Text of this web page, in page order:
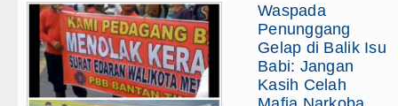
Waspada
Penunggang
Gelap di Balik Isu
Babi: Jangan
Kasih Celah